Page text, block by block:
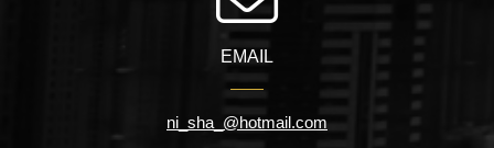
EMAIL
ni_sha_@hotmail.com